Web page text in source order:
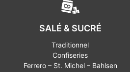
SALÉ & SUCRÉ
Traditionnel
Confiseries
Ferrero – St. Michel – Bahlsen